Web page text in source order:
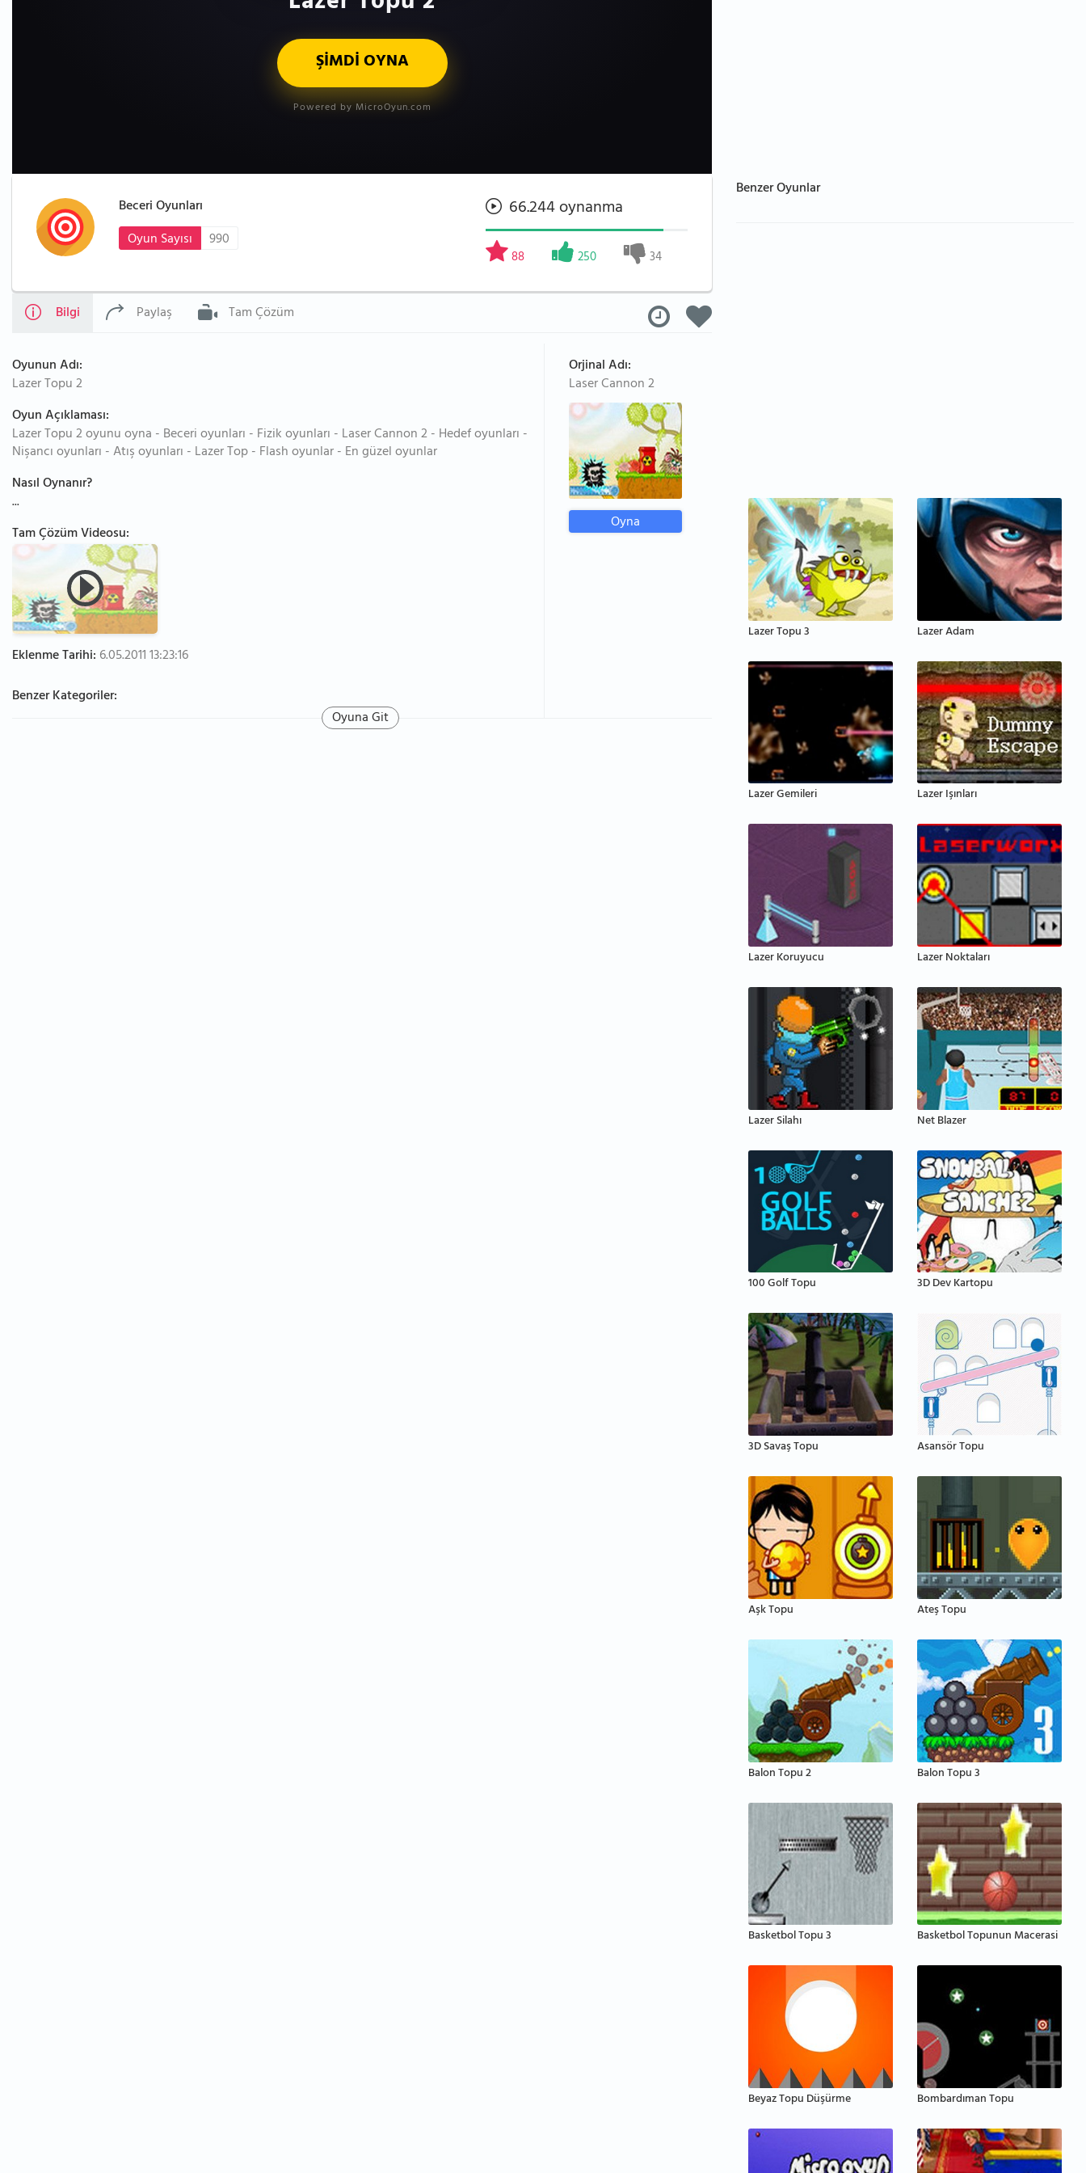
ŞİMDİ OYNA
Powered by MicroOyun.com
Beceri Oyunları
Oyun Sayısı
990
66.244 oynanma
88 250 34
Bilgi Paylaş Tam Çözüm
Oyunun Adı:
Lazer Topu 2
Oyun Açıklaması:
Lazer Topu 2 oyunu oyna - Beceri oyunları - Fizik oyunları - Laser Cannon 2 - Hedef oyunları -
Nişancı oyunları - Atış oyunları - Lazer Top - Flash oyunlar - En güzel oyunlar
Nasıl Oynanır?
...
Tam Çözüm Videosu:
Eklenme Tarihi: 6.05.2011 13:23:16
Benzer Kategoriler:
Orjinal Adı:
Laser Cannon 2
Oyna
Oyuna Git
Benzer Oyunlar
Lazer Topu 3 Lazer Adam
Lazer Gemileri Lazer Işınları
Lazer Koruyucu Lazer Noktaları
Lazer Silahı Net Blazer
100 Golf Topu 3D Dev Kartopu
3D Savaş Topu Asansör Topu
Aşk Topu Ateş Topu
Balon Topu 2 Balon Topu 3
Basketbol Topu 3 Basketbol Topunun Macerasi
Beyaz Topu Düşürme Bombardıman Topu